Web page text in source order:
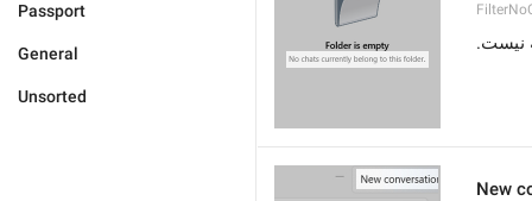
Passport
General
Unsorted
نیست.
New